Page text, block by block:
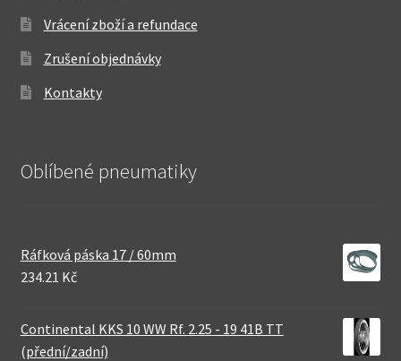
Vrácení zboží a refundace
Zrušení objednávky
Kontakty
Oblíbené pneumatiky
Ráfková páska 17 / 60mm
234.21 Kč
Continental KKS 10 WW Rf. 2.25 - 19 41B TT
(přední/zadní)